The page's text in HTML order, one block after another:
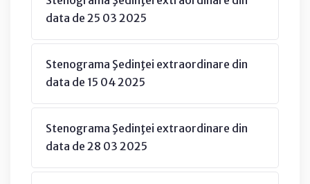
data de 25 03 2025
Stenograma Şedinţei extraordinare din
data de 15 04 2025
Stenograma Şedinţei extraordinare din
data de 28 03 2025